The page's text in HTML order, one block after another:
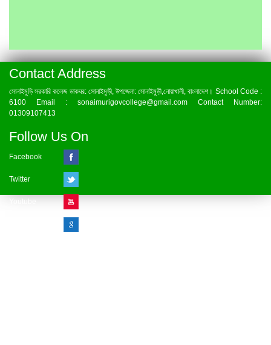
Contact Address
সোনাইমুড়ি সরকারি কলেজ ডাকঘর: সোনাইমুড়ী, উপজেলা: সোনাইমুড়ী,নোয়াখালী, বাংলাদেশ। School Code :
6100 Email : sonaimurigovcollege@gmail.com Contact Number:
01309107413
Follow Us On
Facebook
Twitter